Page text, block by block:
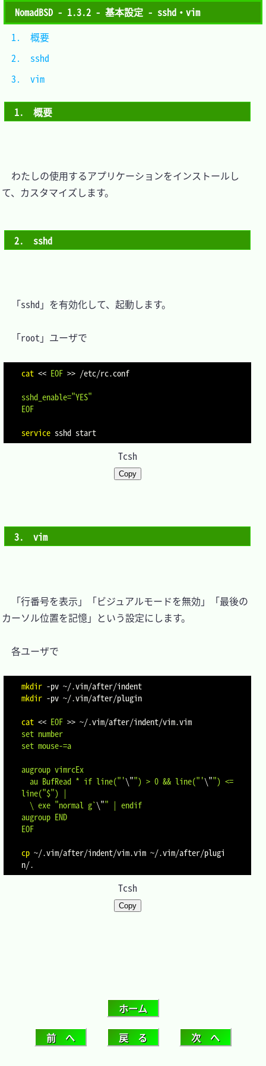
NomadBSD - 1.3.2 - 基本設定 - sshd・vim
1.　概要
わたしの使用するアプリケーションをインストールし
て、カスタマイズします。
2.　sshd
「sshd」を有効化して、起動します。
「root」ユーザで
cat << EOF >> /etc/rc.conf
sshd_enable="YES"
EOF
service
Tcsh
Copy
3.　vim
「行番号を表示」「ビジュアルモードを無効」「最後の
カーソル位置を記憶」という設定にします。
各ユーザで
mkdir -pv
mkdir -pv ~/.vim/after/plugin
cat << EOF >> ~/.vim/after/indent/vim.vim
set number
set mouse-=a
augroup vimrcEx
  au BufRead * if line("'
\"") > 0 && line("'\"") <=
line("$") |
  \ exe "normal g`
\"" | endif
augroup END
EOF
cp ~/.vim/after/indent/vim.vim ~/.vim/after/plugi
Tcsh
Copy